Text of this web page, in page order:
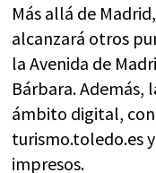
Más allá de
alcanzará otros
la Avenida de
Bárbara. Además,
ámbito digital,
turismo.toledo.es
impresos.